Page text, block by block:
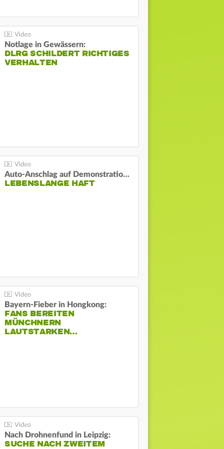
Notlage in Gewässern:
DLRG SCHILDERT RICHTIGES
VERHALTEN
Auto-Anschlag auf Demonstration in München:
LEBENSLANGE HAFT
Bayern-Fieber in Hongkong:
FANS BEREITEN
MÜNCHNERN
LAUTSTARKEN…
Nach Drohnenfund in Leipzig:
SUCHE NACH ZWEITEM